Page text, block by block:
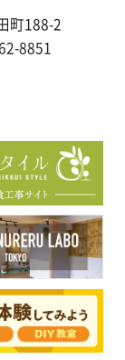
町188-2
8851